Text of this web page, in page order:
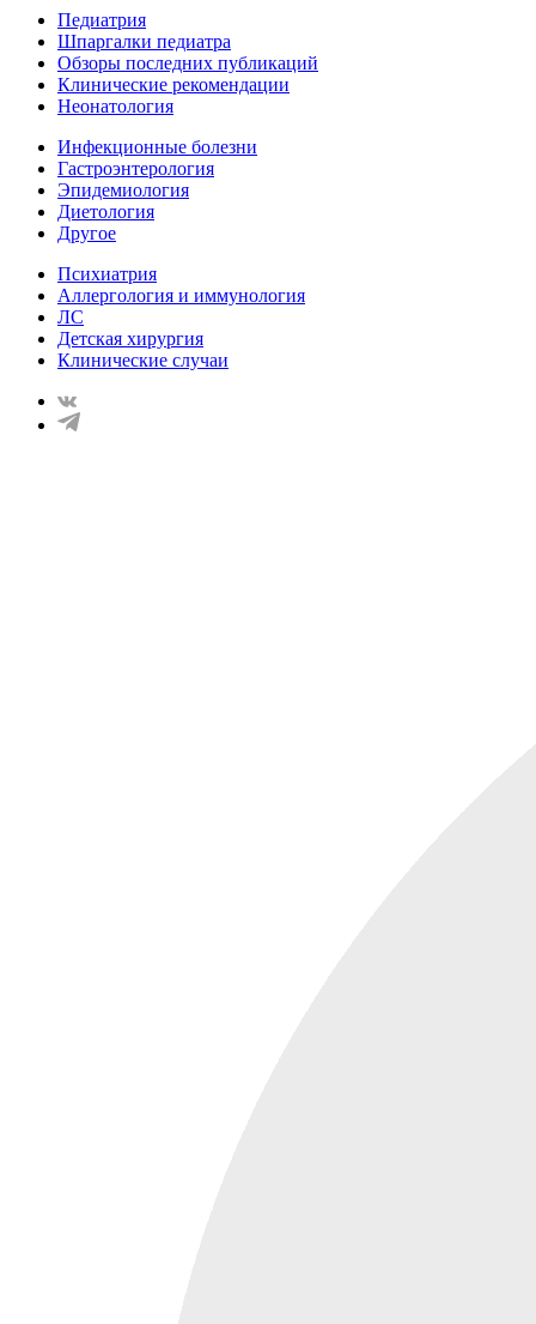
Педиатрия
Шпаргалки педиатра
Обзоры последних публикаций
Клинические рекомендации
Неонатология
Инфекционные болезни
Гастроэнтерология
Эпидемиология
Диетология
Другое
Психиатрия
Аллергология и иммунология
ЛС
Детская хирургия
Клинические случаи